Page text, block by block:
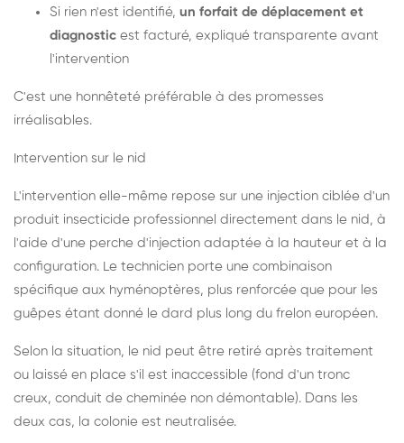
Si rien n'est identifié, un forfait de déplacement et
diagnostic est facturé, expliqué transparente avant
l'intervention
C'est une honnêteté préférable à des promesses
irréalisables.
Intervention sur le nid
L'intervention elle-même repose sur une injection ciblée d'un
produit insecticide professionnel directement dans le nid, à
l'aide d'une perche d'injection adaptée à la hauteur et à la
configuration. Le technicien porte une combinaison
spécifique aux hyménoptères, plus renforcée que pour les
guêpes étant donné le dard plus long du frelon européen.
Selon la situation, le nid peut être retiré après traitement
ou laissé en place s'il est inaccessible (fond d'un tronc
creux, conduit de cheminée non démontable). Dans les
deux cas, la colonie est neutralisée.